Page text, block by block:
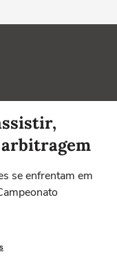
arbitragem
se enfrentam em